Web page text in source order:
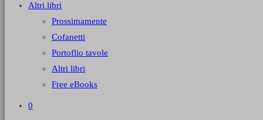
Altri libri
Prossimamente
Cofanetti
Portoflio tavole
Altri libri
Free eBooks
0